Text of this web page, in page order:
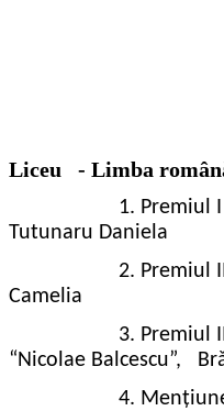
Liceu - Limba român
1. Premiul
Tutunaru Daniela
2. Premiul
Camelia
3. Premiul
“Nicolae Balcescu”,
4.